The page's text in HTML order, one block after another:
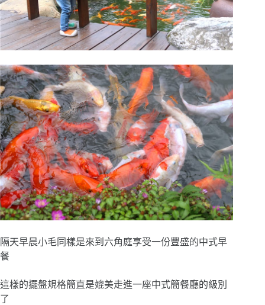
隔天早晨小毛同樣是來到六角庭享受一份豐盛的中式早
餐
這樣的擺盤規格簡直是媲美走進一座中式簡餐廳的級別
了